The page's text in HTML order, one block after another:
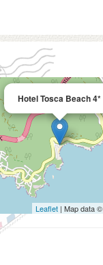
Hotel Tosca Beach 4*
Leaflet | Map data ©